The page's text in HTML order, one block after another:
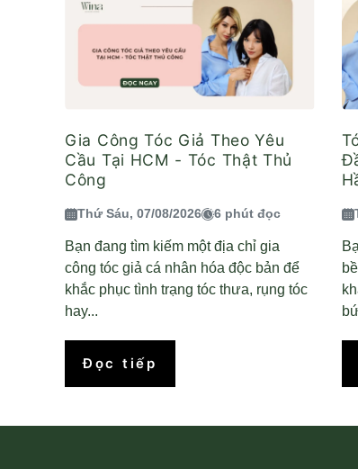
Gia Công Tóc Giả Theo Yêu
Cầu Tại HCM - Tóc Thật Thủ
Công
Thứ Sáu, 07/08/2026 6 phút đọc
Bạn đang tìm kiếm một địa chỉ gia
công tóc giả cá nhân hóa độc bản để
khắc phục tình trạng tóc thưa, rụng tóc
hay...
Đọc tiếp